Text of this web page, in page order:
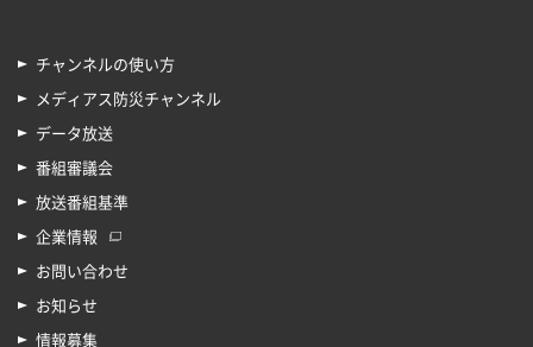
チャンネルの使い方
メディアス防災チャンネル
データ放送
番組審議会
放送番組基準
企業情報
お問い合わせ
お知らせ
情報募集